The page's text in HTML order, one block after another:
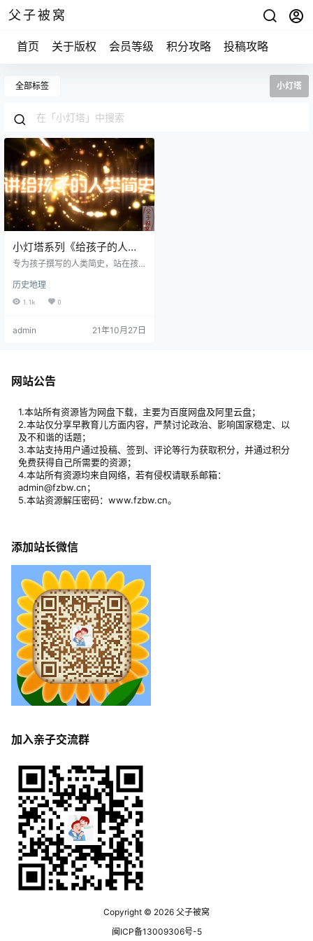
父子被窝
首页 关于版权 会员等级 积分攻略 投稿攻略
全部标签 小灯塔
小灯塔系列《给孩子的人类
简史》视频动画 共10集 适合
专为孩子撰写的人类简史，站在孩
常见事物出发，引导孩子关注其背
后的历史，让孩子轻松掌握人类简
解，让孩子在身临其境般的视觉享
界历史全貌，帮孩子建立有格局的
历史思维、完整全面的历史观念，
聚焦时…
历史地理
1.1k 0
admin 21年10月27日
网站公告
1.本站所有资源皆为网盘下载，主要为百度网盘及阿里云盘；
2.本站仅分享早教育儿方面内容，严禁讨论政治、影响国家稳定、以
及不和谐的话题；
3.本站支持用户通过投稿、签到、评论等行为获取积分，并通过积分
免费获得自己所需要的资源；
4.本站所有资源均来自网络，若有侵权请联系邮箱：
admin@fzbw.cn；
5.本站资源解压密码：www.fzbw.cn。
添加站长微信
加入亲子交流群
Copyright © 2026 父子被窝
闽ICP备13009306号-5